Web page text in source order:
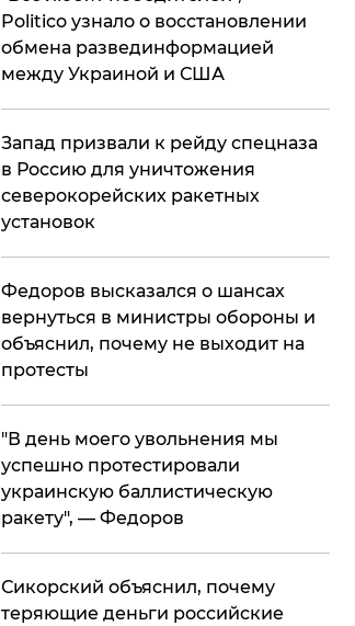
Politico узнало о восстановлении
обмена развединформацией
между Украиной и США
Запад призвали к рейду спецназа
в Россию для уничтожения
северокорейских ракетных
установок
Федоров высказался о шансах
вернуться в министры обороны и
объяснил, почему не выходит на
протесты
​"В день моего увольнения мы
успешно протестировали
украинскую баллистическую
ракету", — Федоров
Сикорский объяснил, почему
теряющие деньги российские